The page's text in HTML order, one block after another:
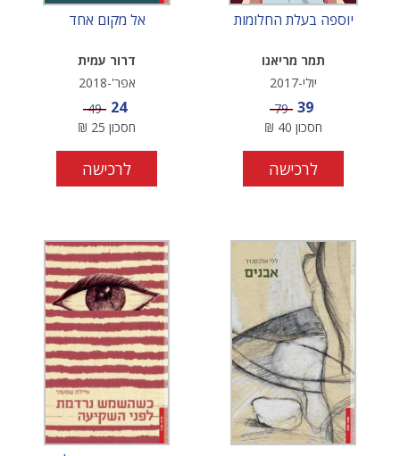
יוספה בעלת החלומות
תמר מריאנו
יולי-2017
מחיר מבצע
39 מחיר
79
חסכון 40
₪
לרכישה
אל מקום אחד
דרור עמית
אפר'-2018
מחיר מבצע
24 מחיר
49
חסכון 25
₪
לרכישה